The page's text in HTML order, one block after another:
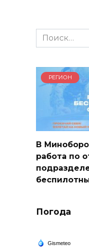
Search
for:
РЕГИОН
В
работа по
Погода